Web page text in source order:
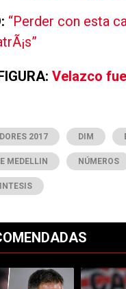
“Perder con esta
Velazco
2017 DIM
MEDELLIN NÚMEROS
con el títuloUn